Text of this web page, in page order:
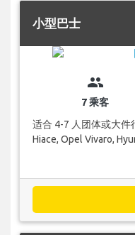
小型巴士
group
7 乘客
适合 4-7 人团体或大件
Hiace, Opel Vivaro,